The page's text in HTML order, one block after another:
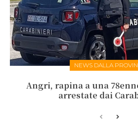
NEWS DALLA
Angri, rapina a una
arrestate dai